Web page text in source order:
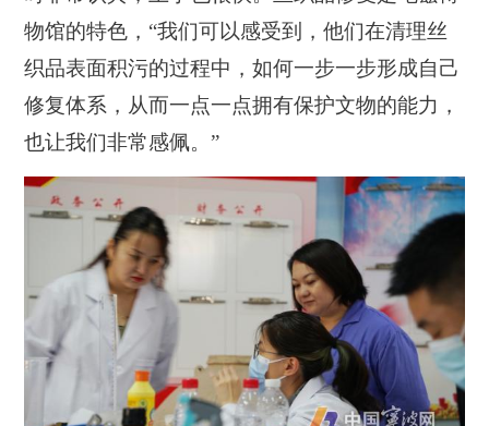
物馆的特色，“我们可以感受到，他们在清理丝
织品表面积污的过程中，如何一步一步形成自己
修复体系，从而一点一点拥有保护文物的能力，
也让我们非常感佩。”